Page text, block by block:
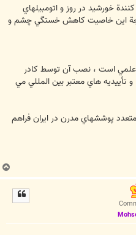
خورشيد در روز و اتومبيلهاي
اين خاصيت كاهش خستگي چشم و
علمي است ، نصب آن توسط كادر
تأييديه هاي معتبر بين المللي مي
پوششهاي مدرن در ايران فراهم